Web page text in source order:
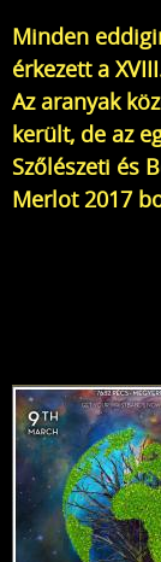
Minden
érkezett a
Az aranyak
került, de az
Szőlészeti és
Merlot 2017